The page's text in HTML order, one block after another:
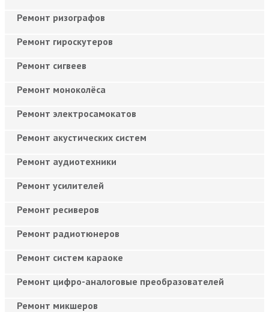
Ремонт ризографов
Ремонт гироскутеров
Ремонт сигвеев
Ремонт моноколёса
Ремонт электросамокатов
Ремонт акустических систем
Ремонт аудиотехники
Ремонт усилителей
Ремонт ресиверов
Ремонт радиотюнеров
Ремонт систем караоке
Ремонт цифро-аналоговые преобразователей
Ремонт микшеров